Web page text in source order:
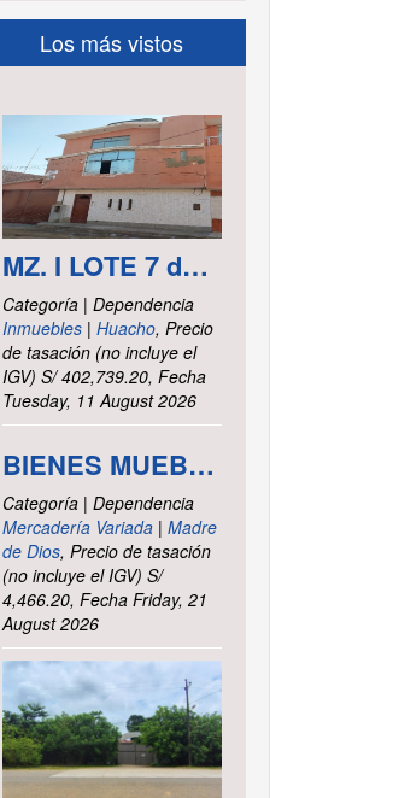
Los más vistos
MZ. I LOTE 7 del asentamiento Humano las Delicias – Paramonga – Barranca – Lima
Categoría | Dependencia
Inmuebles| Huacho, Precio
de tasación (no incluye el
IGV) S/ 402,739.20, Fecha
Tuesday, 11 August 2026
BIENES MUEBLES VARIOS - INTENDENCIA DE TRIBUTOS INTERNOS MADRE DE DIOS
Categoría | Dependencia
Mercadería Variada| Madre
de Dios, Precio de tasación
(no incluye el IGV) S/
4,466.20, Fecha Friday, 21
August 2026